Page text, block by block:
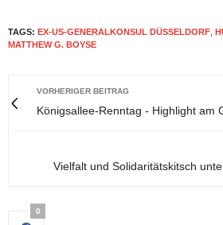
TAGS: EX-US-GENERALKONSUL DÜSSELDORF
MATTHEW G. BOYSE
VORHERIGER BEITRAG
Königsallee-Renntag - Highlight am
Vielfalt und Solidaritätskitsch
0